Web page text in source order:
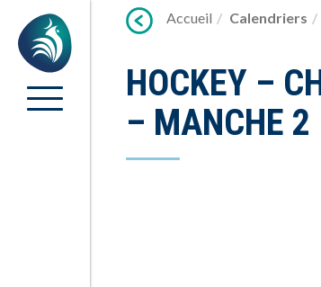
Accueil Calendriers
HOCKEY –
– MANCHE 2